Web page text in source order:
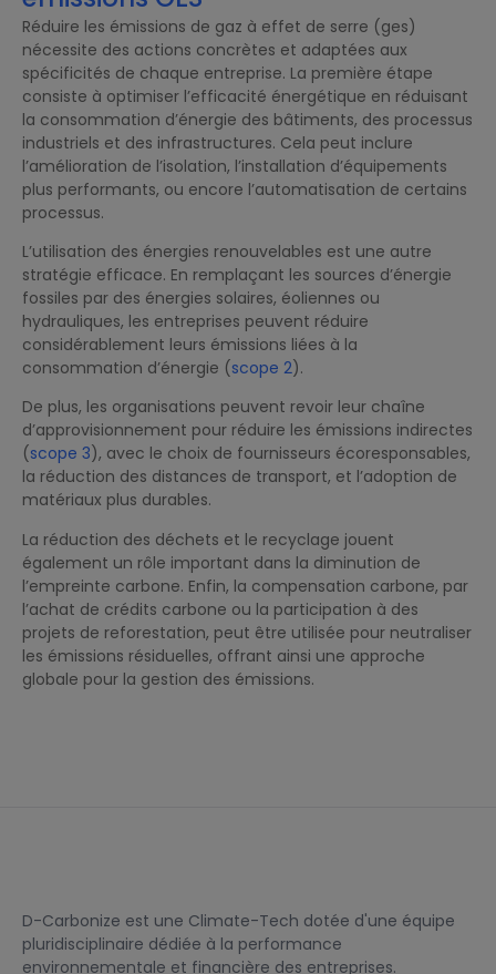
Réduire les émissions de gaz à effet de serre (ges)
nécessite des actions concrètes et adaptées aux
spécificités de chaque entreprise. La première étape
consiste à optimiser l’efficacité énergétique en réduisant
la consommation d’énergie des bâtiments, des processus
industriels et des infrastructures. Cela peut inclure
l’amélioration de l’isolation, l’installation d’équipements
plus performants, ou encore l’automatisation de certains
processus.
L’utilisation des énergies renouvelables est une autre
stratégie efficace. En remplaçant les sources d’énergie
fossiles par des énergies solaires, éoliennes ou
hydrauliques, les entreprises peuvent réduire
considérablement leurs émissions liées à la
consommation d’énergie (scope 2).
De plus, les organisations peuvent revoir leur chaîne
d’approvisionnement pour réduire les émissions indirectes
(scope 3), avec le choix de fournisseurs écoresponsables,
la réduction des distances de transport, et l’adoption de
matériaux plus durables.
La réduction des déchets et le recyclage jouent
également un rôle important dans la diminution de
l’empreinte carbone. Enfin, la compensation carbone, par
l’achat de crédits carbone ou la participation à des
projets de reforestation, peut être utilisée pour neutraliser
les émissions résiduelles, offrant ainsi une approche
globale pour la gestion des émissions.
D-Carbonize est une Climate-Tech dotée d'une équipe
pluridisciplinaire dédiée à la performance
environnementale et financière des entreprises.